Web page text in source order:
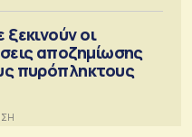
ξεκινούν οι
αποζημίωσης
πυρόπληκτους